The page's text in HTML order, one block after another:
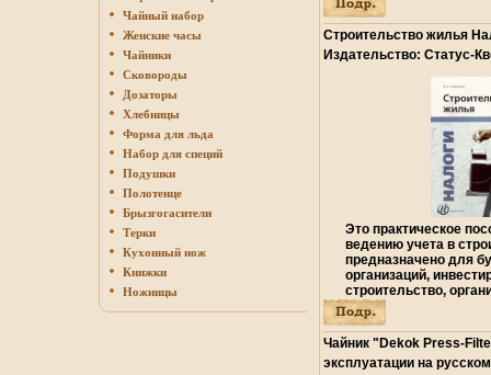
Чайный набор
Женские часы
Чайники
Сковороды
Дозаторы
Хлебницы
Форма для льда
Набор для специй
Подушки
Полотенце
Брызгогасители
Терки
Кухонный нож
Книжки
Ножницы
предприятвбровия с
ситуации в
основные причины
деятельности
рассматриваются
диагностики
рекомендации по
предприятий, по
финансами:
задолженностью,
финансирование,
взаимодействия с
коллекторскими и
структурами,
деятельностью
основные процедуры
предприятии и дают
использованию
риск-менеджмента
антикризисного
содержит
специалистов по
управления
кризивтбьиса
Строительство жилья
Издательство: Статус-
обложка, 392 стр ISBN
3000 экз Формат: 60x88/
Это практическое
ведению учета в
предназначено для
организаций,
строительство,
договору
подрядных
также для
строительство
издании комплексно
Чайник "Dekok Press-
эксплуатации на